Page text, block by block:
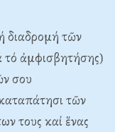
διαδρομή τῶν
τό ἀμφισβητήσης)
σου
τῶν
τους καί ἕνας